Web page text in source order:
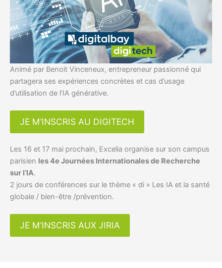
Animé par Benoit Vinceneux, entrepreneur passionné qui
partagera ses expériences concrètes et cas d’usage
d’utilisation de l’IA générative.
JE M’INSCRIS AU DIGITECH
Les 16 et 17 mai prochain, Excelia organise sur son campus
parisien les 4e Journées Internationales de Recherche
sur l’IA.
2 jours de conférences sur le thème « di » Les IA et la santé
globale / bien-être /prévention.
JE M’INSCRIS AUX JIRIA